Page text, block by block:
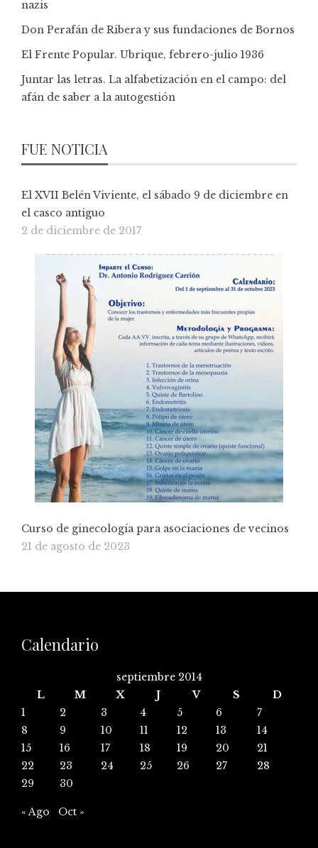
nazis
Don Perafán de Ribera y sus fundaciones de Bornos
El Frente Popular. Ubrique, febrero-julio 1936
Juntar las letras. La alfabetización en el campo: del
afán de saber a la autogestión
FUE NOTICIA
El XVII Belén Viviente, el sábado 9 de diciembre en
el casco antiguo
2 de diciembre de 2017
Curso de ginecología para asociaciones de vecinos
21 de agosto de 2023
Calendario
septiembre 2014
L
M X J V S
D
1
2 3 4 5 6
7
8
9 10 11 12 13
14
15
16 17 18 19 20
21
22
23 24 25 26 27
28
29
30
« Ago Oct »